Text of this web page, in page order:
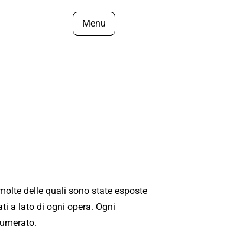
Menu
delle quali sono state esposte
a lato di ogni opera. Ogni